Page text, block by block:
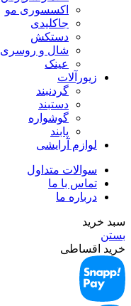
اکسسوری مو
جاکلیدی
دستکش
شال و روسری
عینک
زیورآلات
گردنبند
دستبند
گوشواره
پابند
لوازم آرایشی
سوالات متداول
تماس با ما
درباره ما
سبد خرید
بستن
خرید اقساطی